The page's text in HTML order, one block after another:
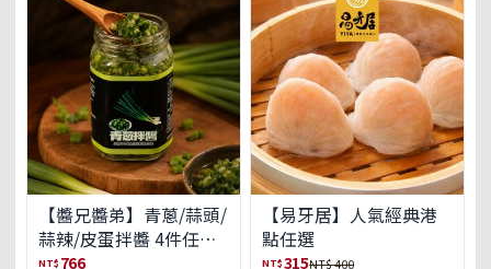
【醬兄醬弟】青蔥/蒜頭/
蒜辣/皮蛋拌醬 4件任選
(免運組)
NT$ 766
【易牙居】人氣經典港
點任選
NT$315NT$ 400